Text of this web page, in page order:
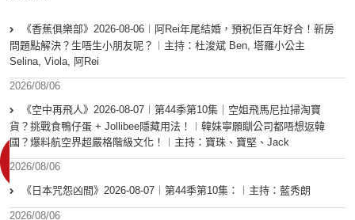
《香蕉俱樂部》2026-08-06︱阿Rei年尾結婚，預祝佢百年好合！新房
問題點解決？生唔生小朋友呢？︱主持：杜浚斌 Ben, 塔羅小公主
Selina, Viola, 阿Rei
2026/08/06
《空中再飛人》2026-08-07︱第44季第10集｜空姐飛馬尼拉掃淘寶
貨？挑戰食鴨仔蛋 + Jollibee隱藏用法！︱韓妹寧願瞓公司都唔想返韓
國？爆料航空界超嚴格階級文化！︱主持：寶珠、寶堅、Jack
2026/08/06
《日本咒怨凶間》2026-08-07︱第44季第10集：︱主持：藍秀朗
2026/08/06